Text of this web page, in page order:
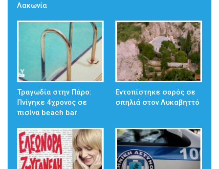
Λακωνία
Τραγωδία στην Πάρο:
Πνίγηκε 4χρονος σε
πισίνα beach bar
Εντοπίστηκε σορός σε
σπηλιά στον Λυκαβηττό